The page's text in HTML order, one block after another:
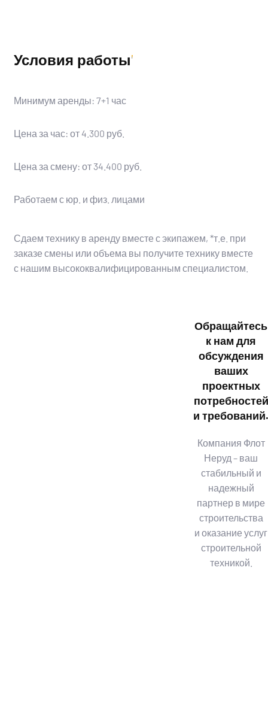
Условия работы
Минимум аренды: 7+1 час
Цена за час: от 4.300 руб.
Цена за смену: от 34.400 руб.
Работаем с юр. и физ. лицами
Сдаем технику в аренду вместе с экипажем, *т.е. при
заказе смены или объема вы получите технику вместе
с нашим высококвалифицированным специалистом.
Обращайтесь
к нам для
обсуждения
ваших
проектных
потребностей
и требований.
Компания Флот
Неруд – ваш
стабильный и
надежный
партнер в мире
строительства
и оказание услуг
строительной
техникой.